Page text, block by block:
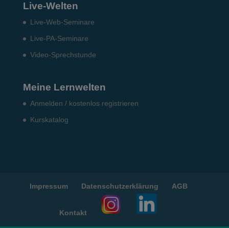
Live-Welten
Live-Web-Seminare
Live-PA-Seminare
Video-Sprechstunde
Meine Lernwelten
Anmelden / kostenlos registrieren
Kurskatalog
Impressum Datenschutzerklärung AGB
Kontakt